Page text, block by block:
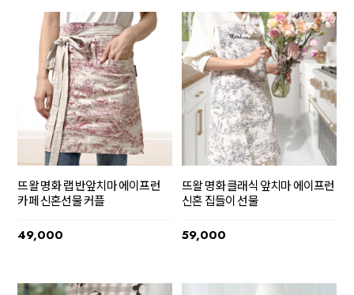
뜨왈 명화 랩 반앞치마 에이프런
카페 신혼선물 커플
49,000
뜨왈 명화 클래식 앞치마 에이프런
신혼 집들이 선물
59,000